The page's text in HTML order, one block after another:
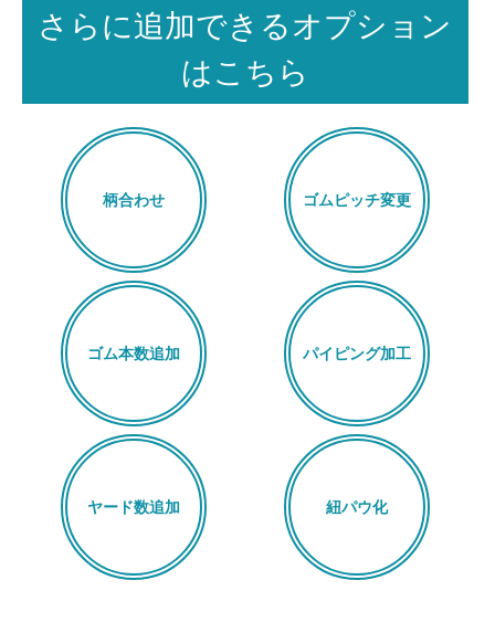
さらに追加できるオプション
はこちら
柄合わせ ゴムピッチ変更
ゴム本数追加 パイピング加工
ヤード数追加 紐パウ化